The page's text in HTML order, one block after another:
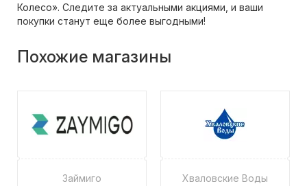
Колесо». Следите за актуальными акциями, и ваши
покупки станут еще более выгодными!
Похожие магазины
Займиго Хваловские Воды